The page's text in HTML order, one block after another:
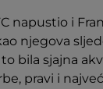
napustio i
njegova
bila sjajna
pravi i